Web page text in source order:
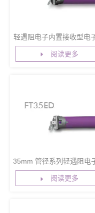
轻遇阻电子内置接收型电
程限位＋内置无线接收器
三行程点＋点动调光功
阅读更多
35mm 管径系列轻遇阻电
置型马达
阅读更多